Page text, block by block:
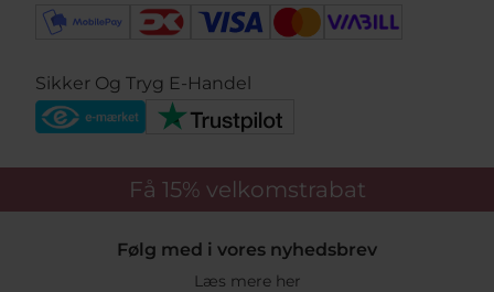
Sikker Og Tryg E-Handel
Få 15% velkomstrabat
Følg med i vores nyhedsbrev
Læs mere her